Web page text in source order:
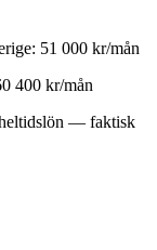
: 51 000 kr/mån
400 kr/mån
— faktisk